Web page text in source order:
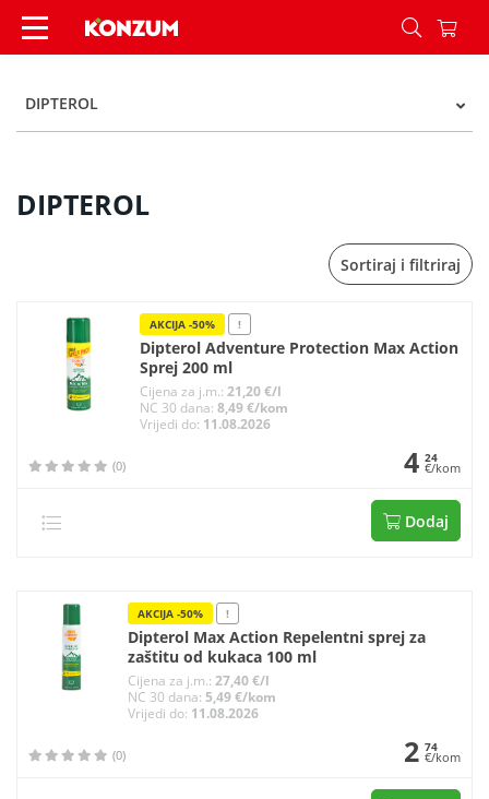
DIPTEROL - Konzum
DIPTEROL
DIPTEROL
Sortiraj i filtriraj
AKCIJA -50% !
Dipterol Adventure Protection Max Action
Sprej 200 ml
Cijena za j.m.:21,20 €/l
NC 30 dana:8,49 €/kom
Vrijedi do: 11.08.2026
(0) 4 24
€/kom
Dodaj
AKCIJA -50% !
Dipterol Max Action Repelentni sprej za
zaštitu od kukaca 100 ml
Cijena za j.m.:27,40 €/l
NC 30 dana:5,49 €/kom
Vrijedi do: 11.08.2026
(0) 2 74
€/kom